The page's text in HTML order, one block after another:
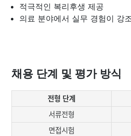
적극적인 복리후생 제공
의료 분야에서 실무 경험이 강
채용 단계 및 평가 방식
전형 단계
서류전형
면접시험